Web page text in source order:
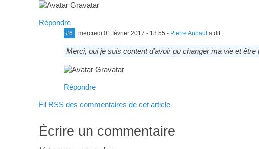
Répondre
#6 mercredi 01 février 2017 - 18:55 - Pierre Aribauta dit :
Merci, oui je suis content d'avoir pu changer ma vie et
Répondre
Fil RSS des commentaires de cet article
Écrire un commentaire